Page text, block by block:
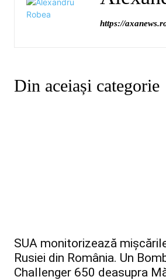
https://
Din aceiași categorie
SUA monitorizează
Rusiei din România. Un
Challenger 650 deasupra